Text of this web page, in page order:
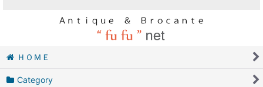
ＨＯＭＥ
Category